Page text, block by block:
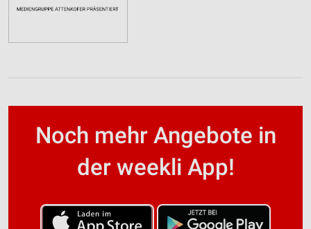
Noch mehr Angebote in
der weekli App!